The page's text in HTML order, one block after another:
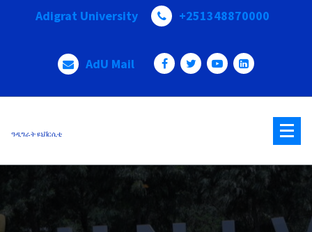
Adigrat University +251348870000
AdU Mail
ዓዲግራት ዩኒቨርሲቲ